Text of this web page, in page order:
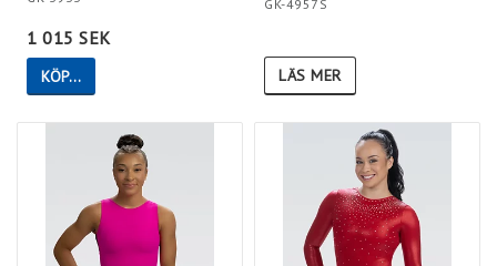
1 015 SEK
KÖP…
GK-4957S
LÄS MER